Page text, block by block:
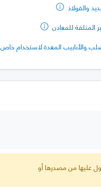
والفولاذ
المتلفة للمعادن
والأنابيب المعدة لاستخدام خاص
عليها من مصدرها أو